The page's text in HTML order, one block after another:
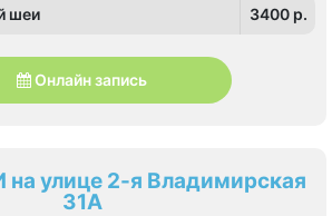
шеи 3400 p.
Онлайн запись
улице 2-я Владимирская
31А